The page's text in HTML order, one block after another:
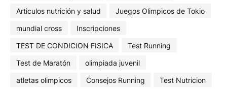
Articulos nutrición y salud
Juegos Olimpicos de Tokio
mundial cross
Inscripciones
TEST DE CONDICION FISICA
Test Running
Test de Maratón
olimpiada juvenil
atletas olimpicos
Consejos Running
Test Nutricion